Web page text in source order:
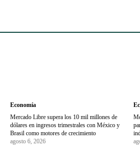
Economía
Mercado Libre supera los 10 mil millones de
dólares en ingresos trimestrales con México y
Brasil como motores de crecimiento
agosto 6, 2026